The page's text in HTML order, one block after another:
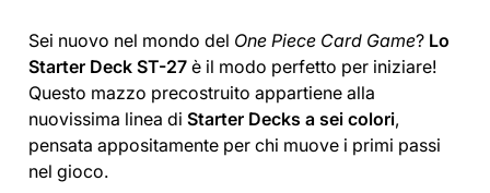
Sei nuovo nel mondo del One Piece Card Game? Lo
Starter Deck ST-27 è il modo perfetto per iniziare!
Questo mazzo precostruito appartiene alla
nuovissima linea di Starter Decks a sei colori,
pensata appositamente per chi muove i primi passi
nel gioco.